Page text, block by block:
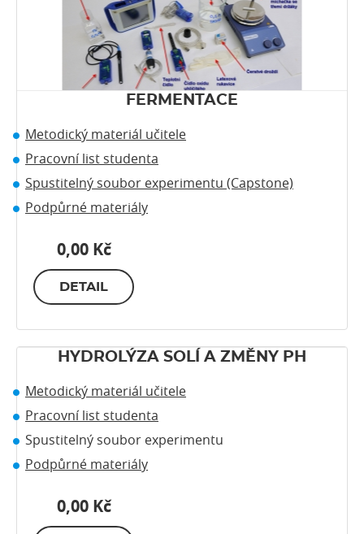
FERMENTACE
Metodický materiál učitele
Pracovní list studenta
Spustitelný soubor experimentu (Capstone)
Podpůrné materiály
0,00 Kč
DETAIL
HYDROLÝZA SOLÍ A ZMĚNY PH
Metodický materiál učitele
Pracovní list studenta
Spustitelný soubor experimentu
Podpůrné materiály
0,00 Kč